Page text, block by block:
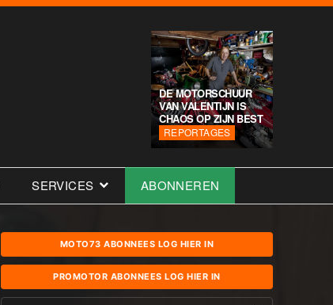
DE MOTORSCHUUR
VAN VALENTIJN IS
CHAOS OP ZIJN BEST
REPORTAGES
SERVICES ABONNEREN
MOTO73 ABONNEES LOG HIER IN
PROMOTOR ABONNEES LOG HIER IN